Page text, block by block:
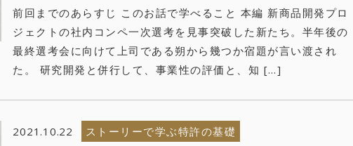
前回までのあらすじ このお話で学べること 本編 新商品開発プロ
ジェクトの社内コンペ一次選考を見事突破した新たち。半年後の
最終選考会に向けて上司である朔から幾つか宿題が言い渡され
た。 研究開発と併行して、事業性の評価と、知 […]
2021.10.22 ストーリーで学ぶ特許の基礎